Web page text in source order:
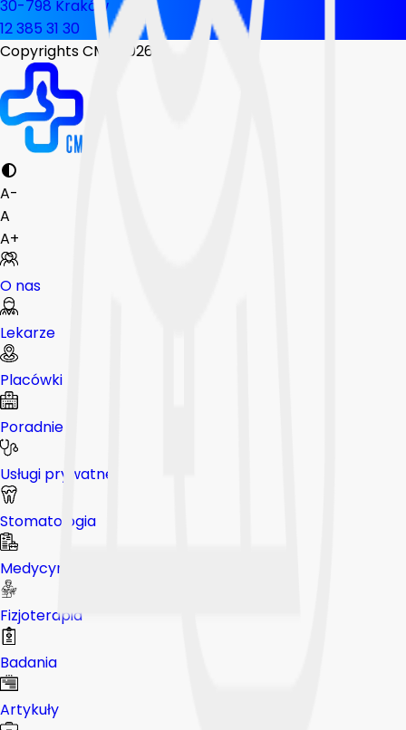
30-798 Kraków
12 385 31 30
Copyrights CMP
2026
A-
A
A+
O nas
Lekarze
Placówki
Poradnie
Usługi prywatne
Stomatologia
Medycyna pracy
Fizjoterapia
Badania
Artykuły